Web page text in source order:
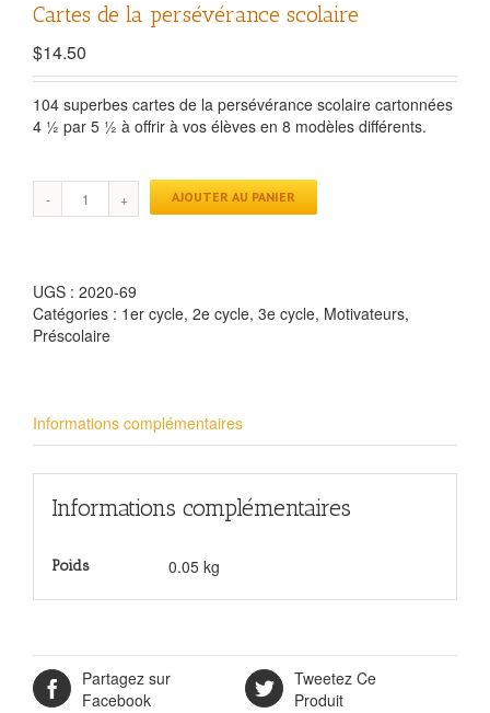
Cartes de la persévérance scolaire
$14.50
104 superbes cartes de la persévérance scolaire cartonnées
4 ½ par 5 ½ à offrir à vos élèves en 8 modèles différents.
AJOUTER AU PANIER
UGS : 2020-69
Catégories : 1er cycle, 2e cycle, 3e cycle, Motivateurs,
Préscolaire
Informations complémentaires
Informations complémentaires
Poids 0.05 kg
Partagez sur
Facebook
Tweetez Ce
Produit